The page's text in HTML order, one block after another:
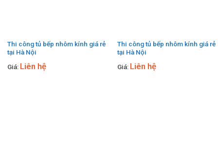
Thi công tủ bếp nhôm kính giá rẻ
tại Hà Nội
Giá: Liên hệ
Thi công tủ bếp nhôm kính giá rẻ
tại Hà Nội
Giá: Liên hệ